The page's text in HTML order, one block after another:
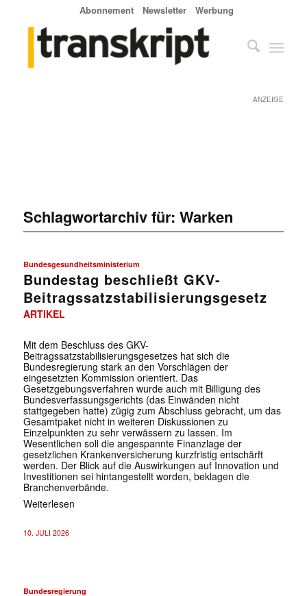
Abonnement Newsletter Werbung
ANZEIGE
Schlagwortarchiv für: Warken
Bundesgesundheitsministerium
Bundestag beschließt GKV-
Beitragssatzstabilisierungsgesetz
ARTIKEL
Mit dem Beschluss des GKV-
Beitragssatzstabilisierungsgesetzes hat sich die
Bundesregierung stark an den Vorschlägen der
eingesetzten Kommission orientiert. Das
Gesetzgebungsverfahren wurde auch mit Billigung des
Bundesverfassungsgerichts (das Einwänden nicht
stattgegeben hatte) zügig zum Abschluss gebracht, um das
Gesamtpaket nicht in weiteren Diskussionen zu
Einzelpunkten zu sehr verwässern zu lassen. Im
Wesentlichen soll die angespannte Finanzlage der
gesetzlichen Krankenversicherung kurzfristig entschärft
werden. Der Blick auf die Auswirkungen auf Innovation und
Investitionen sei hintangestellt worden, beklagen die
Branchenverbände.
Weiterlesen
10. JULI 2026
Bundesregierung